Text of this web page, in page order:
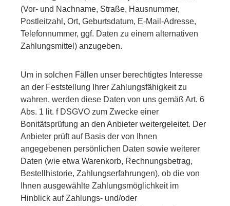
(Vor- und Nachname, Straße, Hausnummer,
Postleitzahl, Ort, Geburtsdatum, E-Mail-Adresse,
Telefonnummer, ggf. Daten zu einem alternativen
Zahlungsmittel) anzugeben.
Um in solchen Fällen unser berechtigtes Interesse
an der Feststellung Ihrer Zahlungsfähigkeit zu
wahren, werden diese Daten von uns gemäß Art. 6
Abs. 1 lit. f DSGVO zum Zwecke einer
Bonitätsprüfung an den Anbieter weitergeleitet. Der
Anbieter prüft auf Basis der von Ihnen
angegebenen persönlichen Daten sowie weiterer
Daten (wie etwa Warenkorb, Rechnungsbetrag,
Bestellhistorie, Zahlungserfahrungen), ob die von
Ihnen ausgewählte Zahlungsmöglichkeit im
Hinblick auf Zahlungs- und/oder